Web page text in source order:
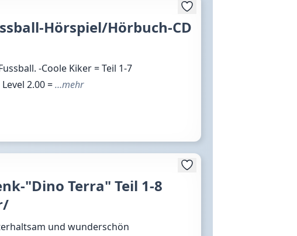
Hörspiel/Hörbuch-CD
-Coole Kiker = Teil 1-7
2.00 =…mehr
"Dino Terra" Teil 1-8
und wunderschön